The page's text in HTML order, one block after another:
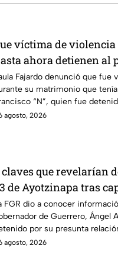
víctima de violencia
ahora detienen al
el caso de Paula
Fajardo denunció que fue
su matrimonio que
“N”, quien fue
agosto, 2026
claves que revelarían
de Ayotzinapa tras
ex gobernador
FGR dio a conocer
de Guerrero, Ángel
por su presunta
agosto, 2026